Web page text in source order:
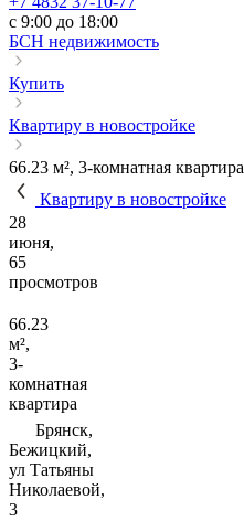
c 9:00 до 18:00
БСН недвижимость
Купить
Квартиру в новостройке
66.23 м², 3-комнатная квартира
Квартиру в новостройке
28
июня,
65
просмотров
66.23
м²,
3-
комнатная
квартира
Брянск,
Бежицкий,
ул Татьяны
Николаевой,
3